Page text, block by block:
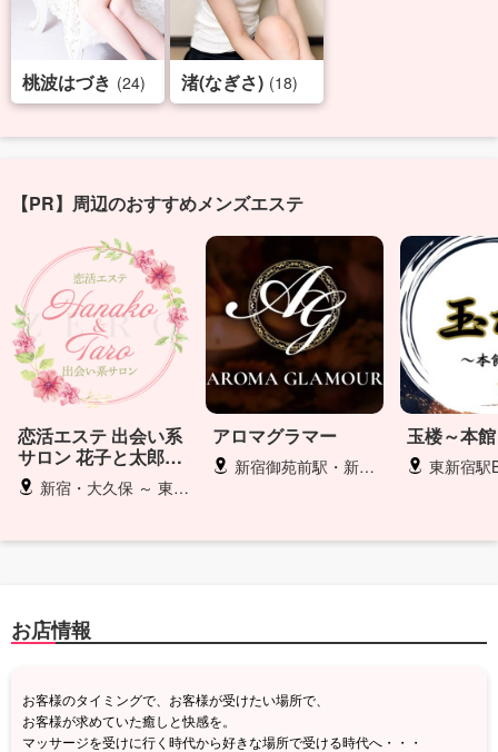
桃波はづき (24) 渚(なぎさ) (18)
【PR】周辺のおすすめメンズエステ
恋活エステ 出会い系
サロン 花子と太郎
ZERO
新宿・大久保 ～ 東京２３区（ご相談下さい）
アロマグラマー
新宿御苑前駅・新宿三丁目駅
玉楼～本
東新宿駅B3
お店情報
お客様のタイミングで、お客様が受けたい場所で、
お客様が求めていた癒しと快感を。
マッサージを受けに行く時代から好きな場所で受ける時代へ・・・